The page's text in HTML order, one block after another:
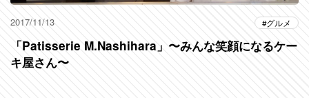
2017/11/13 グルメ
「Patisserie M.Nashihara」〜みんな笑顔になるケー
キ屋さん〜